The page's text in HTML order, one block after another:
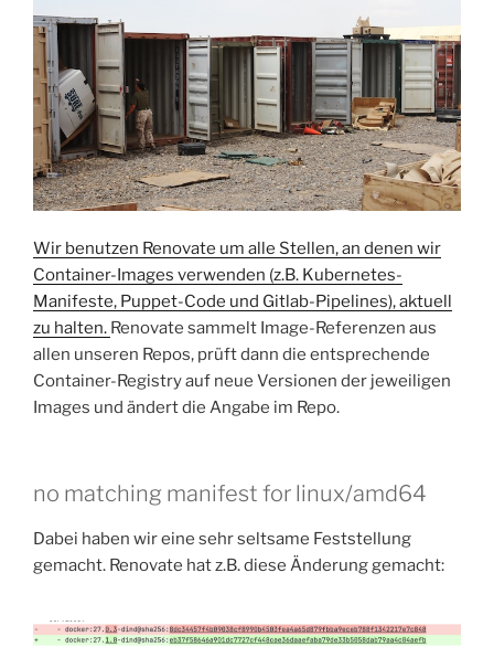
Wir benutzen Renovate um alle Stellen, an denen wir
Container-Images verwenden (z.B. Kubernetes-
Manifeste, Puppet-Code und Gitlab-Pipelines), aktuell
zu halten. Renovate sammelt Image-Referenzen aus
allen unseren Repos, prüft dann die entsprechende
Container-Registry auf neue Versionen der jeweiligen
Images und ändert die Angabe im Repo.
no matching manifest for linux/amd64
Dabei haben wir eine sehr seltsame Feststellung
gemacht. Renovate hat z.B. diese Änderung gemacht: